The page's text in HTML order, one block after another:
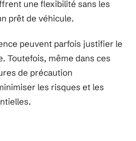
une flexibilité sans les
prêt de véhicule.
peuvent parfois justifier le
Toutefois, même dans ces
de précaution
les risques et les